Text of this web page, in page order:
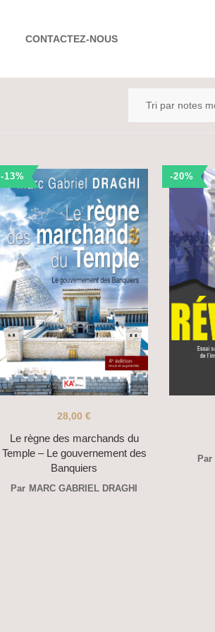
CONTACTEZ-NOUS
-13%
Le règne des marchands du
Temple – Le gouvernement des
Banquiers
28,00 €
Par MARC GABRIEL DRAGHI
-20%
Par